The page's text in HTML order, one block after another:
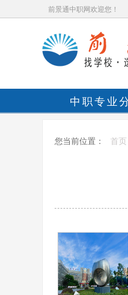
前景通中职网欢迎您！
中职专业
您当前位置： 首页